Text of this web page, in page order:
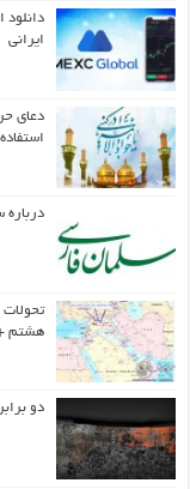
ایرانی
دعای
استفاده
هشتم
دو